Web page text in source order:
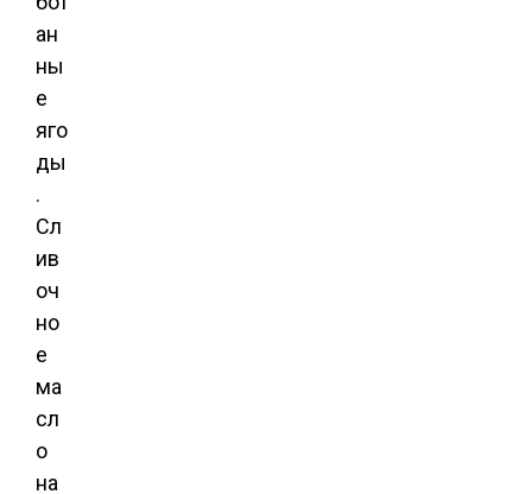
ан
ны
е
яго
ды
.
Сл
ив
оч
но
е
ма
сл
о
на